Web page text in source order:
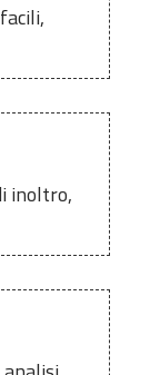
inoltro,